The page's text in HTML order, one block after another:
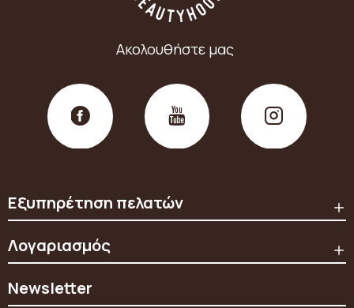
Ακολουθήστε μας
Εξυπηρέτηση πελατών
Λογαριασμός
Newsletter